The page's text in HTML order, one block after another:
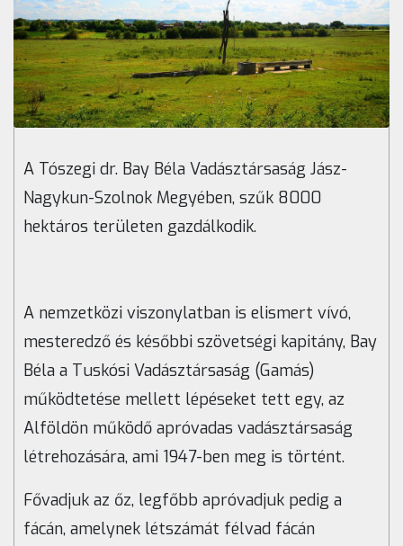
A Tószegi dr. Bay Béla Vadásztársaság Jász-
Nagykun-Szolnok Megyében, szűk 8000
hektáros területen gazdálkodik.
A nemzetközi viszonylatban is elismert vívó,
mesteredző és későbbi szövetségi kapitány, Bay
Béla a Tuskósi Vadásztársaság (Gamás)
működtetése mellett lépéseket tett egy, az
Alföldön működő apróvadas vadásztársaság
létrehozására, ami 1947-ben meg is történt.
Fővadjuk az őz, legfőbb apróvadjuk pedig a
fácán, amelynek létszámát félvad fácán